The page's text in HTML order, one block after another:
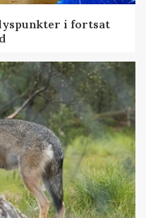
i fortsat